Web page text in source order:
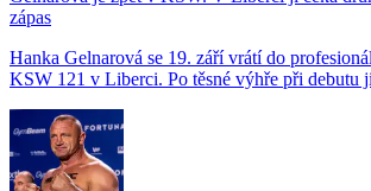
zápas
Hanka Gelnarová se 19. září vrátí do
KSW 121 v Liberci. Po těsné výhře při debutu